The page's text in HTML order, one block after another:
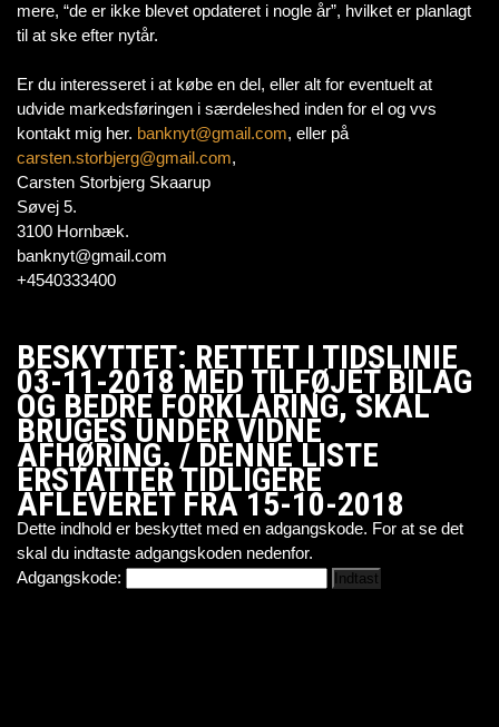
mere, “de er ikke blevet opdateret i nogle år”, hvilket er planlagt
til at ske efter nytår.
Er du interesseret i at købe en del, eller alt for eventuelt at
udvide markedsføringen i særdeleshed inden for el og vvs
kontakt mig her. banknyt@gmail.com, eller på
carsten.storbjerg@gmail.com,
Carsten Storbjerg Skaarup
Søvej 5.
3100 Hornbæk.
banknyt@gmail.com
+4540333400
BESKYTTET: RETTET I TIDSLINIE
03-11-2018 MED TILFØJET BILAG
OG BEDRE FORKLARING, SKAL
BRUGES UNDER VIDNE
AFHØRING. / DENNE LISTE
ERSTATTER TIDLIGERE
AFLEVERET FRA 15-10-2018
Dette indhold er beskyttet med en adgangskode. For at se det
skal du indtaste adgangskoden nedenfor.
Adgangskode: